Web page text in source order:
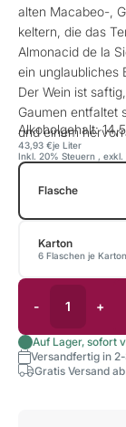
alten Macabeo-,
keltern, die das
Almonacid de la
ein unglaubliches
Der Wein ist
Gaumen entfaltet
und einem
Alkoholgehalt:
je Liter
43,93 €
Inkl. 20% Steuern , exkl.
Flasche
Karton
6 Flaschen je Karton
- +
Auf Lager, sofort
Versandfertig in
Gratis Versand